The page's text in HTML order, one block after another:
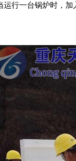
行一台锅炉时，